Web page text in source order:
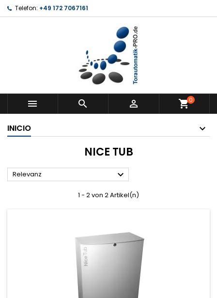
Telefon: +49 172 7067161
   shopping_cart0
INICIO
NICE TUB
Relevanz 
1 - 2 von 2 Artikel(n)